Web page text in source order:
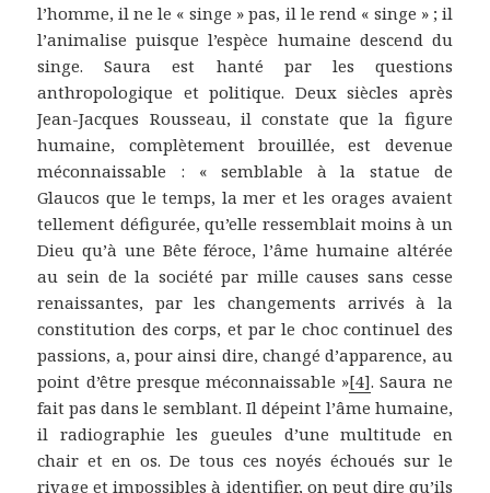
l’homme, il ne le « singe » pas, il le rend « singe » ; il
l’animalise puisque l’espèce humaine descend du
singe. Saura est hanté par les questions
anthropologique et politique. Deux siècles après
Jean-Jacques Rousseau, il constate que la figure
humaine, complètement brouillée, est devenue
méconnaissable : « semblable à la statue de
Glaucos que le temps, la mer et les orages avaient
tellement défigurée, qu’elle ressemblait moins à un
Dieu qu’à une Bête féroce, l’âme humaine altérée
au sein de la société par mille causes sans cesse
renaissantes, par les changements arrivés à la
constitution des corps, et par le choc continuel des
passions, a, pour ainsi dire, changé d’apparence, au
point d’être presque méconnaissable »[4]. Saura ne
fait pas dans le semblant. Il dépeint l’âme humaine,
il radiographie les gueules d’une multitude en
chair et en os. De tous ces noyés échoués sur le
rivage et impossibles à identifier, on peut dire qu’ils